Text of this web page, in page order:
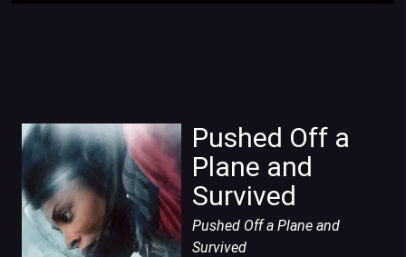
Pushed Off a
Plane and
Survived
Pushed Off a Plane and
Survived